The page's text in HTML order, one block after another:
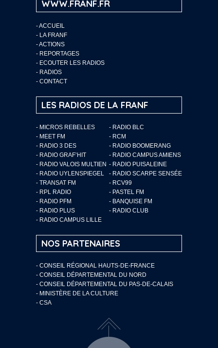
WWW.FRANF.FR
-ACCUEIL
- LA FRANF
-ACTIONS
- REPORTAGES
- ECOUTER LES RADIOS
- RADIOS
- CONTACT
LES RADIOS DE LA FRANF
- MICROS REBELLES
- RADIO BLC
- MEET FM
- RCM
- RADIO 3 DES
- RADIO BOOMERANG
- RADIO GRAF’HIT
- RADIO CAMPUS AMIENS
- RADIO VALOIS MULTIEN - RADIO PUISALEINE
- RADIO UYLENSPIEGEL
- RADIO SCARPE SENSÉE
- TRANSAT FM
- RCV99
- RPL RADIO
- PASTEL FM
- RADIO PFM
- BANQUISE FM
- RADIO PLUS
- RADIO CLUB
- RADIO CAMPUS LILLE
NOS PARTENAIRES
- CONSEIL RÉGIONAL HAUTS-DE-FRANCE
- CONSEIL DÉPARTEMENTAL DU NORD
- CONSEIL DÉPARTEMENTAL DU PAS-DE-CALAIS
- MINISTÈRE DE LA CULTURE
- CSA